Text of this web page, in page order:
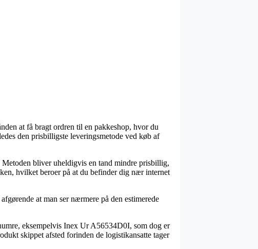
at få bragt ordren til en pakkeshop, hvor du
den prisbilligste leveringsmetode ved køb af
bliver uheldigvis en tand mindre prisbillig,
hvilket beroer på at du befinder dig nær internet
at man ser nærmere på den estimerede
eksempelvis Inex Ur A56534D0I, som dog er
skippet afsted forinden de logistikansatte tager